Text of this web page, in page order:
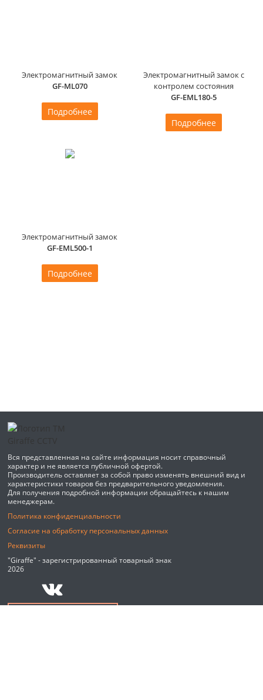
Электромагнитный замок
GF-ML070
Подробнее
Электромагнитный замок с
контролем состояния
GF-EML180-5
Подробнее
Электромагнитный замок
GF-EML500-1
Подробнее
Вся представленная на сайте информация носит справочный
характер и не является публичной офертой.
Производитель оставляет за собой право изменять внешний вид и
характеристики товаров без предварительного уведомления.
Для получения подробной информации обращайтесь к нашим
менеджерам.
Политика конфиденциальности
Согласие на обработку персональных данных
Реквизиты
"Giraffe" - зарегистрированный товарный знак
2026